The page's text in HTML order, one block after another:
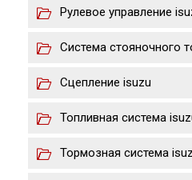
Рулевое управление
Система стояночного
Сцепление isuzu
Топливная система
Тормозная система